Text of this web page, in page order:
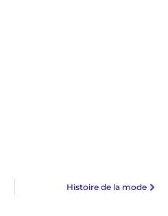
Histoire de la mode